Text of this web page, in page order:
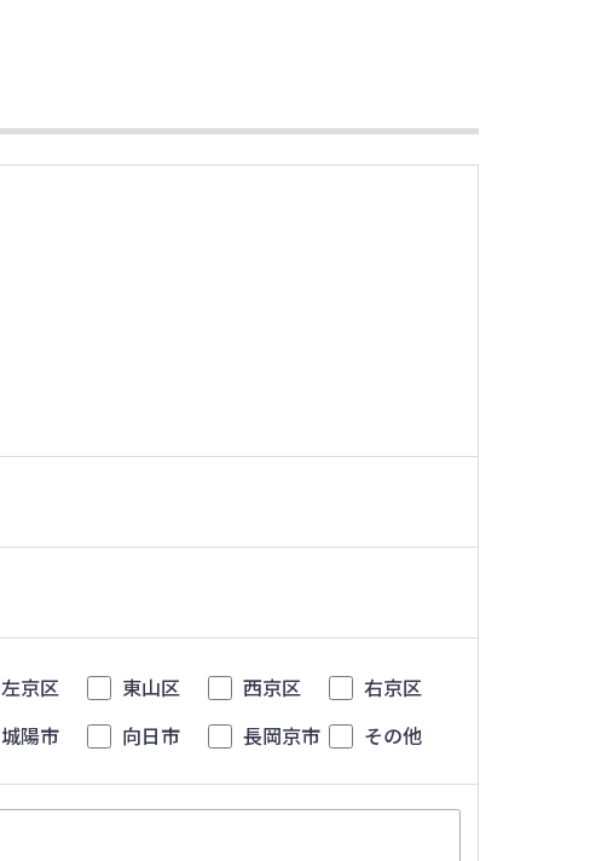
左京区 東山区 西京区
右京区
城陽市 向日市 長岡京市 その他